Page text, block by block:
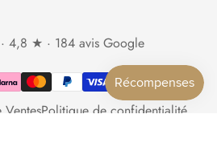
à 19h
4,8 ★ · 184 avis Google
Politique de confidentialité